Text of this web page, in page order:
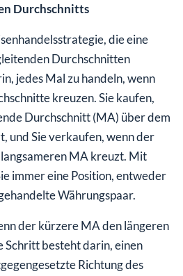
Durchschnitts
die eine
Durchschnitten
jedes Mal zu handeln, wenn
kreuzen. Sie kaufen,
Durchschnitt (MA) über dem
und Sie verkaufen, wenn der
MA kreuzt. Mit
immer eine Position, entweder
Währungspaar.
der kürzere MA den längeren
Schritt besteht darin, einen
Richtung des